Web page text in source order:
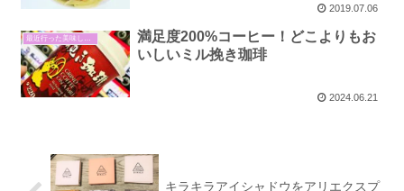
2019.07.06
満足度200%コーヒー！どこよりもお
いしいミル挽き珈琲
2024.06.21
キラキラアイシャドウをアリエクスプ